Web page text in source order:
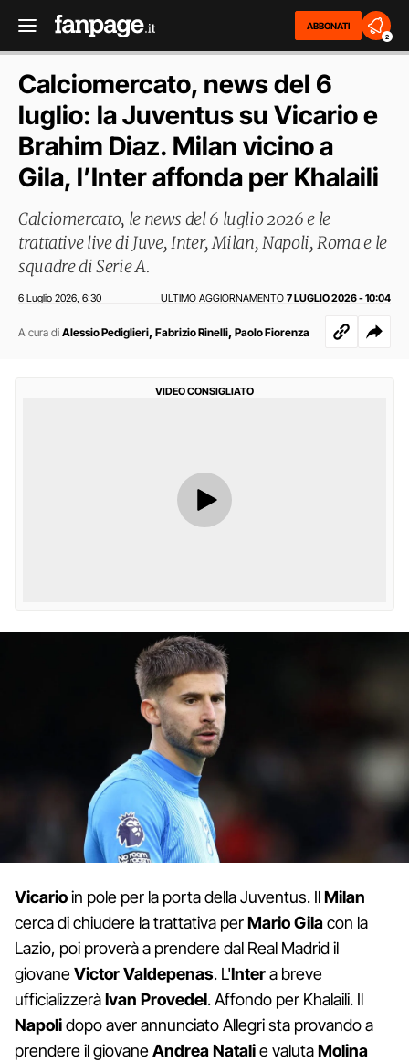
ABBONATI
2
Calciomercato, news del 6
luglio: la Juventus su Vicario e
Brahim Diaz. Milan vicino a
Gila, l’Inter affonda per Khalaili
Calciomercato, le news del 6 luglio 2026 e le
trattative live di Juve, Inter, Milan, Napoli, Roma e le
squadre di Serie A.
6 Luglio 2026 6:30 ULTIMO AGGIORNAMENTO 7 LUGLIO 2026 - 10:04
A cura di Alessio Pediglieri, Fabrizio Rinelli, Paolo Fiorenza
VIDEO CONSIGLIATO
Vicarioin pole per la porta della Juventus. IlMilan
cerca di chiudere la trattativa perMario Gilacon la
Lazio, poi proverà a prendere dal Real Madrid il
giovaneVictor Valdepenas. L'Intera breve
ufficializzeràIvan Provedel. Affondo per Khalaili. Il
Napolidopo aver annunciato Allegri sta provando a
prendere il giovaneAndrea Natalie valutaMolina